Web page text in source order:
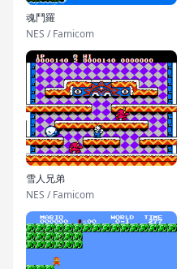
魂鬥羅
NES / Famicom
雪人兄弟
NES / Famicom